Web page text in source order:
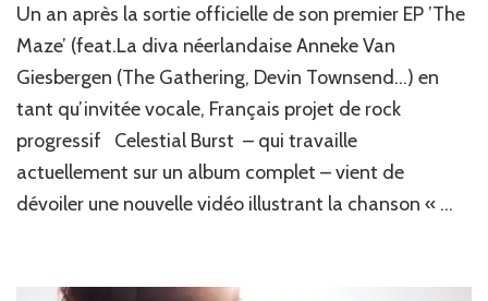
Musique
:
Burst
dévoile
son
premier
clip
‎Un an après la sortie officielle de son premier EP ‎‎’The
Maze’ ‎‎(feat.‎‎La diva néerlandaise Anneke Van
Giesbergen (The Gathering, Devin Townsend…) en
tant qu’invitée vocale, Français projet‎ de ‎‎rock
progressif ‎‎ ‎‎ ‎‎Celestial Burst‎‎ ‎‎ – qui travaille
actuellement sur un album complet – vient de
dévoiler une nouvelle vidéo illustrant la chanson ‎‎« …